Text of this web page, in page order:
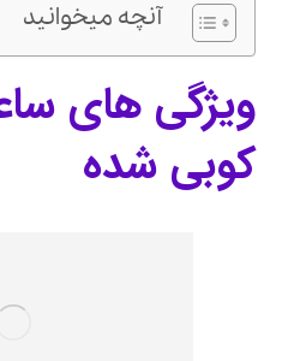
آنچه میخوانید
ویژگی های
کوبی شده